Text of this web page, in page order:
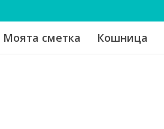
Моята сметка Кошница